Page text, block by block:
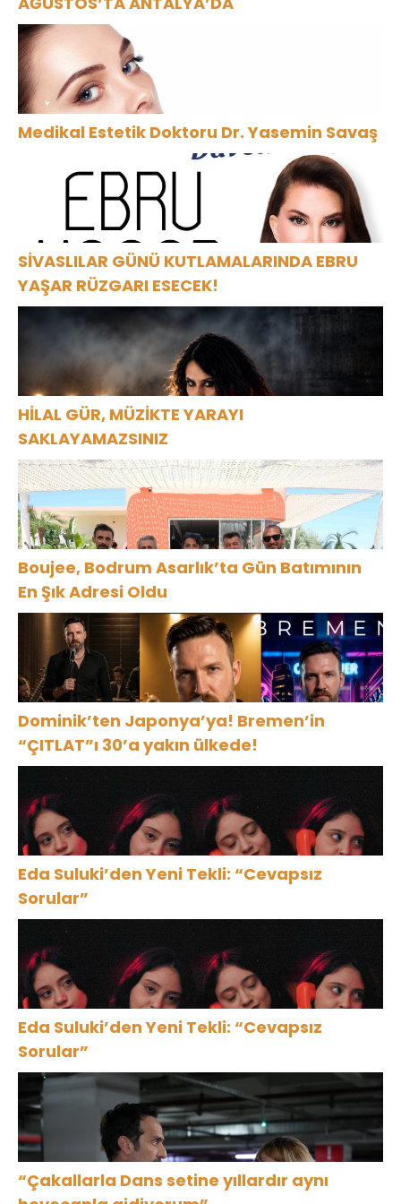
Medikal Estetik Doktoru Dr. Yasemin Savaş
SİVASLILAR GÜNÜ KUTLAMALARINDA EBRU
YAŞAR RÜZGARI ESECEK!
HİLAL GÜR, MÜZİKTE YARAYI
SAKLAYAMAZSINIZ
Boujee, Bodrum Asarlık’ta Gün Batımının
En Şık Adresi Oldu
Dominik’ten Japonya’ya! Bremen’in
“ÇITLAT”ı 30’a yakın ülkede!
Eda Suluki’den Yeni Tekli: “Cevapsız
Sorular”
Eda Suluki’den Yeni Tekli: “Cevapsız
Sorular”
“Çakallarla Dans setine yıllardır aynı